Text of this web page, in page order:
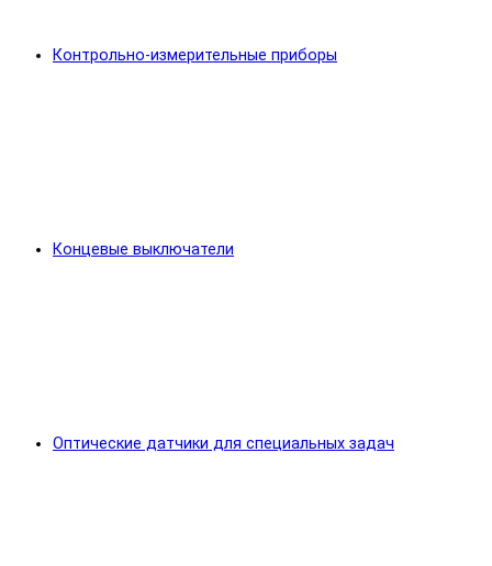
Контрольно-измерительные приборы
Концевые выключатели
Оптические датчики для специальных задач